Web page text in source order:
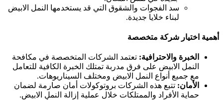
سد الفجوات والشقوق التي قد يستخدمها النمل الابيض
لبناء خلايا جديدة.
اختيار شركة متخصصة
الخبرة والاحترافية:تعتمد الشركات المتخصصة في مكافحة
النمل الابيض على فرق مدربة تمتلك الخبرة الكافية للتعامل
مع جميع أنواع النمل الابيض ومختلف السيناريوهات.
الأمان:تتبع هذه الشركات بروتوكولات أمان صارمة لضمان
حماية الأفراد والممتلكات خلال عملية إزالة النمل الابيض.